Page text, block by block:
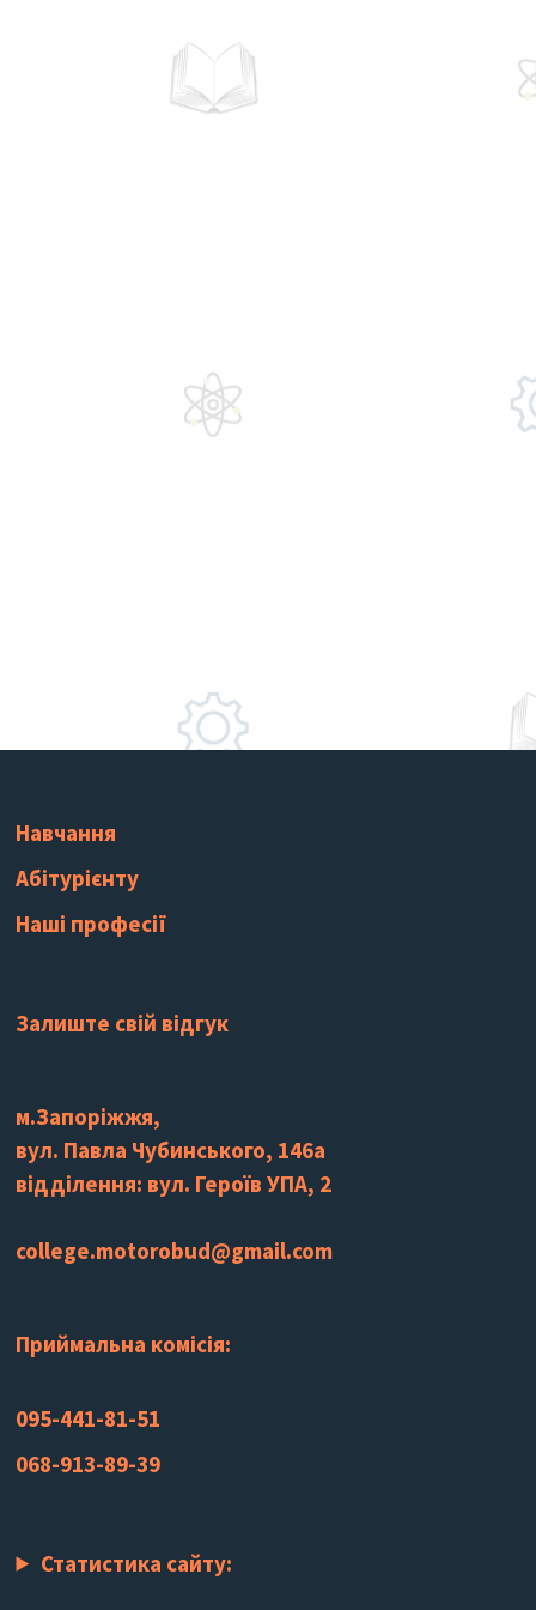
Навчання
Абітурієнту
Наші професії
Залиште свій відгук
м.Запоріжжя,
вул. Павла Чубинського, 146а
відділення: вул. Героїв УПА, 2
college.motorobud@gmail.com
Приймальна комісія:
095-441-81-51
068-913-89-39
Статистика сайту: